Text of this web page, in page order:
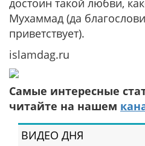
достоин такой любви,
Мухаммад (да
приветствует).
islamdag.ru
Самые интересные
читайте на нашем
ВИДЕО ДНЯ